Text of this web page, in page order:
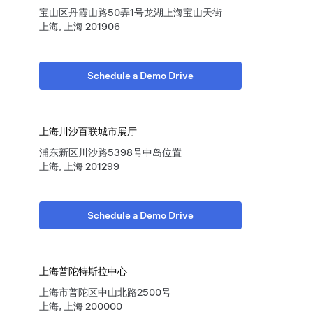
宝山区丹霞山路50弄1号龙湖上海宝山天街
上海, 上海 201906
Schedule a Demo Drive
上海川沙百联城市展厅
浦东新区川沙路5398号中岛位置
上海, 上海 201299
Schedule a Demo Drive
上海普陀特斯拉中心
上海市普陀区中山北路2500号
上海, 上海 200000